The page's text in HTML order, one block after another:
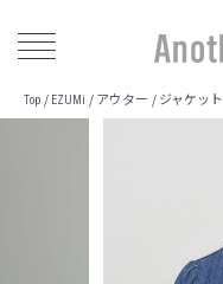
Top / EZUMi / アウター / ジャケット